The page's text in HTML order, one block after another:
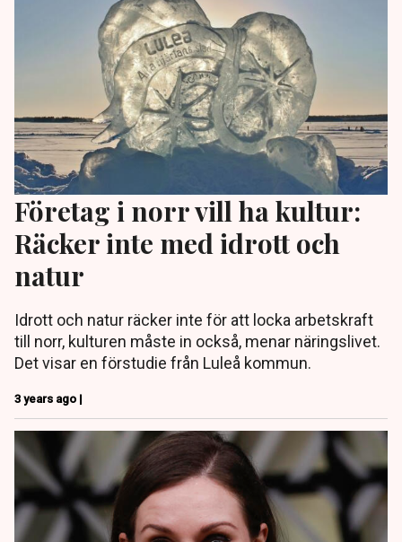
Företag i norr vill ha kultur:
Räcker inte med idrott och
natur
Idrott och natur räcker inte för att locka arbetskraft
till norr, kulturen måste in också, menar näringslivet.
Det visar en förstudie från Luleå kommun.
3 years ago |